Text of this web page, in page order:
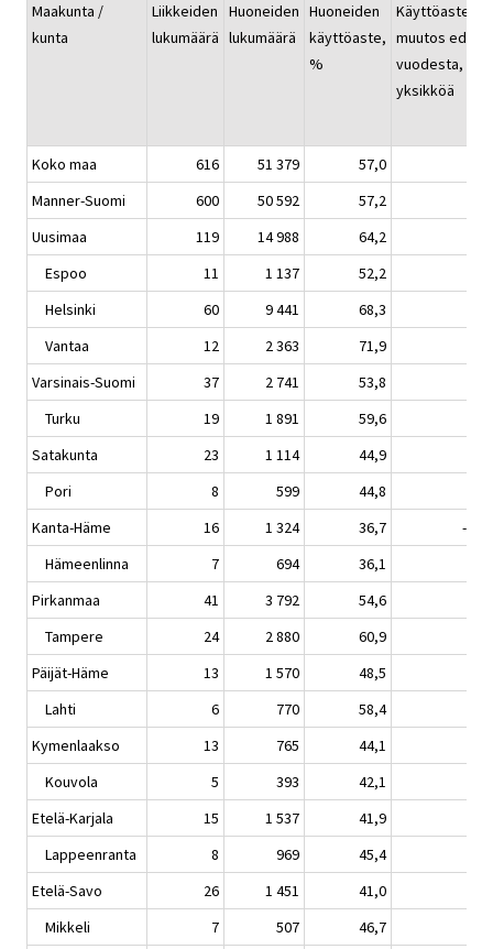
Maakunta /
kunta
Liikkeiden
lukumäärä
Huoneiden
lukumäärä
Huoneiden
käyttöaste,
%
Käyttöasteen
muutos ed.
vuodesta, %-
yksikköä
Koko maa 616 51 379 57,0
Manner-Suomi
600 50 592 57,2
Uusimaa
119 14 988 64,2
Espoo
11 1 137 52,2
Helsinki
60 9 441 68,3
Vantaa
12 2 363 71,9
Varsinais-Suomi
37 2 741 53,8
Turku
19 1 891 59,6
Satakunta
23 1 114 44,9
Pori
8 599 44,8
Kanta-Häme
16 1 324 36,7
-0,8
Hämeenlinna
7 694 36,1
Pirkanmaa
41 3 792 54,6
Tampere
24 2 880 60,9
Päijät-Häme
13 1 570 48,5
Lahti
6 770 58,4
Kymenlaakso
13 765 44,1
Kouvola
5 393 42,1
Etelä-Karjala
15 1 537 41,9
Lappeenranta
8 969 45,4
Etelä-Savo
26 1 451 41,0
Mikkeli
7 507 46,7